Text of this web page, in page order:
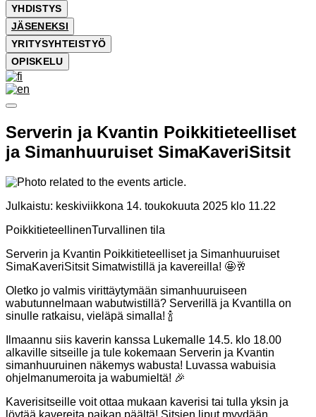
YHDISTYS
JÄSENEKSI
YRITYSYHTEISTYÖ
OPISKELU
Serverin ja Kvantin Poikkitieteelliset
ja Simanhuuruiset SimaKaveriSitsit
Julkaistu: keskiviikkona 14. toukokuuta 2025 klo 11.22
PoikkitieteellinenTurvallinen tila
Serverin ja Kvantin Poikkitieteelliset ja Simanhuuruiset
SimaKaveriSitsit Simatwistillä ja kavereilla! 🤩🥂
Oletko jo valmis virittäytymään simanhuuruiseen
wabutunnelmaan wabutwistillä? Serverillä ja Kvantilla on
sinulle ratkaisu, vieläpä simalla! 🍾
Ilmaannu siis kaverin kanssa Lukemalle 14.5. klo 18.00
alkaville sitseille ja tule kokemaan Serverin ja Kvantin
simanhuuruinen näkemys wabusta! Luvassa wabuisia
ohjelmanumeroita ja wabumieltä! 🎉
Kaverisitseille voit ottaa mukaan kaverisi tai tulla yksin ja